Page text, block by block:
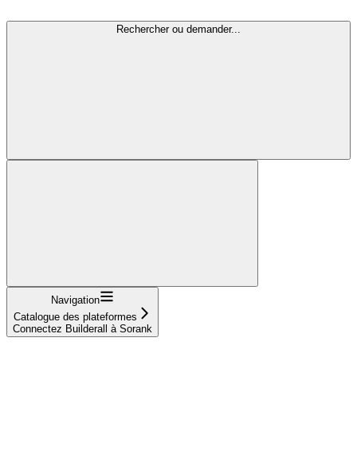
Rechercher ou demander...
Navigation
Catalogue des plateformes
Connectez Builderall à Sorank